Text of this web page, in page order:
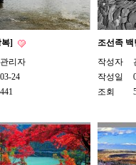
]
관리자
03-24
441
조선족
작성자
작성일
조회